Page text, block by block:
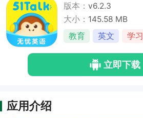
版本：v6.2.3
大小： 145.58 MB
教育
英文 学习
立即下载
应用介绍